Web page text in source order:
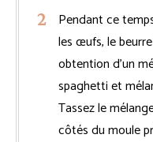
Pendant ce
les œufs, le
obtention d’un
spaghetti et
Tassez le
côtés du moule